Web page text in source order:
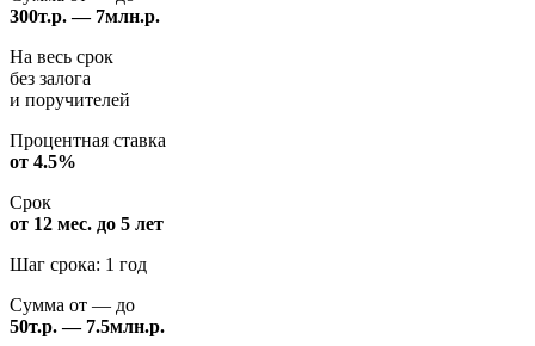
300т.р. — 7млн.р.
На весь срок
без залога
и поручителей
Процентная ставка
от 4.5%
Срок
от 12 мес. до 5 лет
Шаг срока: 1 год
Сумма от — до
50т.р. — 7.5млн.р.